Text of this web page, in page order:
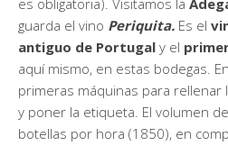
guarda el vino Periquita. Es el
antiguo de Portugal y el
aquí mismo, en estas bodegas.
primeras máquinas para rellenar
y poner la etiqueta. El volumen
botellas por hora (1850), en